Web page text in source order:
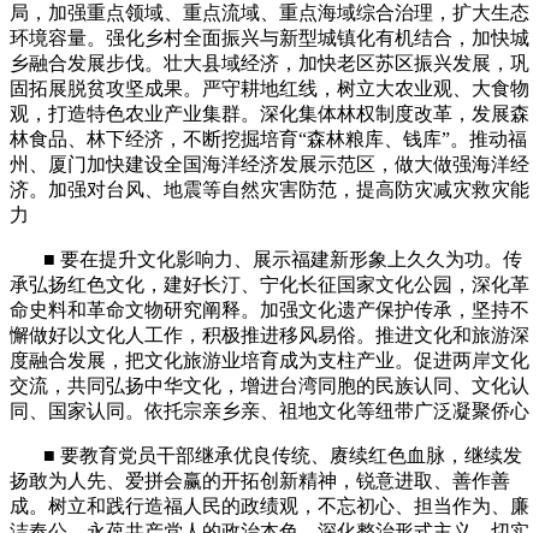
局，加强重点领域、重点流域、重点海域综合治理，扩大生态
环境容量。强化乡村全面振兴与新型城镇化有机结合，加快城
乡融合发展步伐。壮大县域经济，加快老区苏区振兴发展，巩
固拓展脱贫攻坚成果。严守耕地红线，树立大农业观、大食物
观，打造特色农业产业集群。深化集体林权制度改革，发展森
林食品、林下经济，不断挖掘培育“森林粮库、钱库”。推动福
州、厦门加快建设全国海洋经济发展示范区，做大做强海洋经
济。加强对台风、地震等自然灾害防范，提高防灾减灾救灾能
力
■ 要在提升文化影响力、展示福建新形象上久久为功。传
承弘扬红色文化，建好长汀、宁化长征国家文化公园，深化革
命史料和革命文物研究阐释。加强文化遗产保护传承，坚持不
懈做好以文化人工作，积极推进移风易俗。推进文化和旅游深
度融合发展，把文化旅游业培育成为支柱产业。促进两岸文化
交流，共同弘扬中华文化，增进台湾同胞的民族认同、文化认
同、国家认同。依托宗亲乡亲、祖地文化等纽带广泛凝聚侨心
■ 要教育党员干部继承优良传统、赓续红色血脉，继续发
扬敢为人先、爱拼会赢的开拓创新精神，锐意进取、善作善
成。树立和践行造福人民的政绩观，不忘初心、担当作为、廉